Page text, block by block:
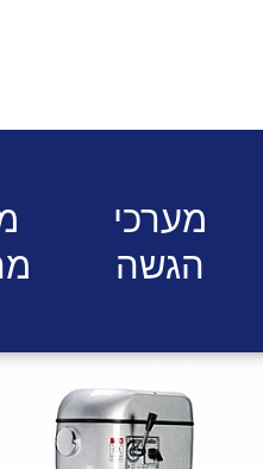
מערכי
הגשה
למטבח המוסדי